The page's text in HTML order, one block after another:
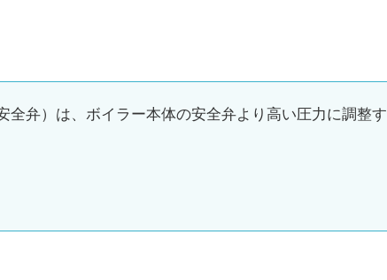
全弁）は、ボイラー本体の安全弁より高い圧力に調整す